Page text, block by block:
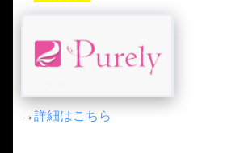
→詳細はこちら